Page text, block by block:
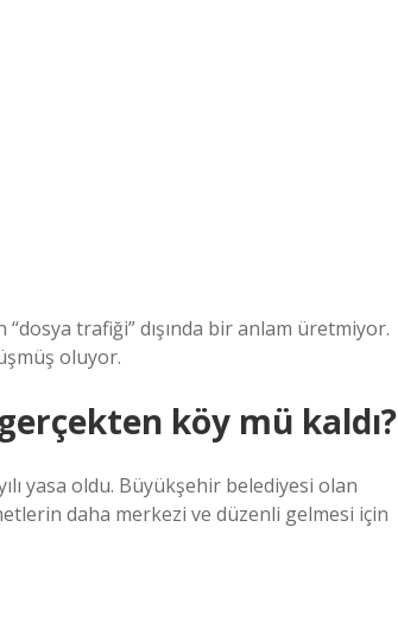
trafiği” dışında bir anlam üretmiyor.
oluyor.
köy mü kaldı?
yasa oldu. Büyükşehir belediyesi olan
daha merkezi ve düzenli gelmesi için